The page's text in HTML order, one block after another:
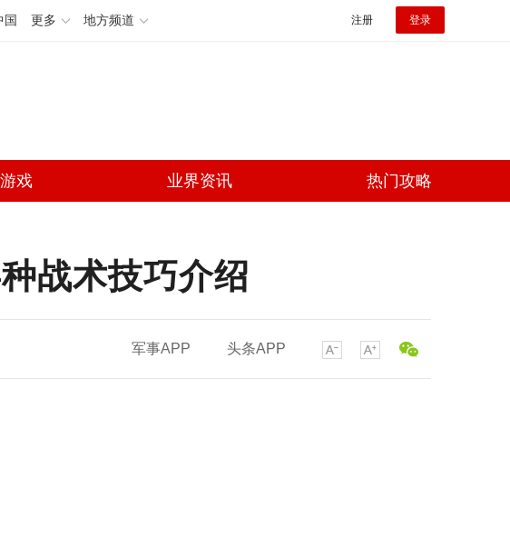
国 更多 地方频道 注册 登录
戏 业界资讯 热门攻略
战术技巧介绍
军事APP 头条APP